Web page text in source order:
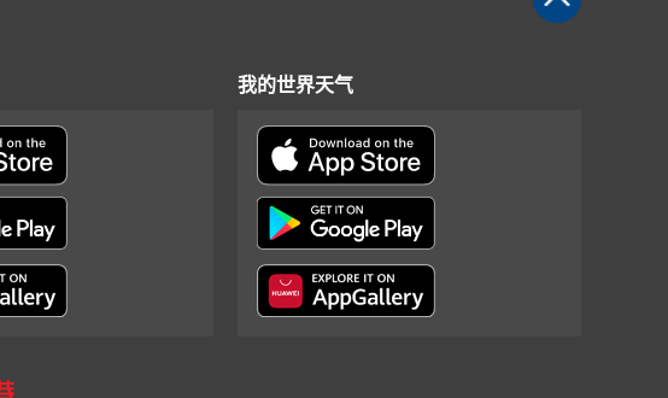
我的世界天气